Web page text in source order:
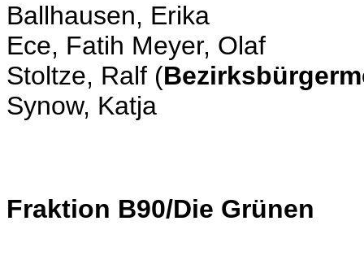
Ballhausen, Erika
Ece, Fatih Meyer, Olaf
Stoltze, Ralf (
Synow, Katja
Fraktion B90/Die Grünen